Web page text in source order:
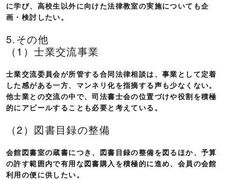
に学び、高校生以外に向けた法律教室の実施についても企
画・検討したい。
5.その他
（1）士業交流事業
士業交流委員会が所管する合同法律相談は、事業として定着
した感がある一方、マンネリ化を指摘する声も少なくない。
他士業との交流の中で、司法書士会の位置づけや役割を積極
的にアピールすることも必要と考えている。
（2）図書目録の整備
会館図書室の蔵書につき、図書目録の整備を図るほか、予算
の許す範囲内で有用な図書購入を積極的に進め、会員の会館
利用の便に供したい。